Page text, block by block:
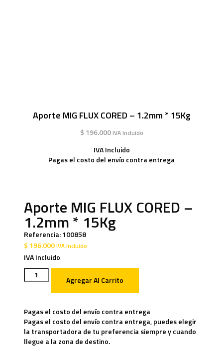
Aporte MIG FLUX CORED – 1.2mm * 15Kg
$ 196.000IVA Incluido
IVA Incluido
Pagas el costo del envío contra entrega
Aporte MIG FLUX CORED –
1.2mm * 15Kg
Referencia:100858
$ 196.000IVA Incluido
IVA Incluido
Agregar Al Carrito
Pagas el costo del envío contra entrega
Pagas el costo del envío contra entrega, puedes elegir
la transportadora de tu preferencia siempre y cuando
llegue a la zona de destino.